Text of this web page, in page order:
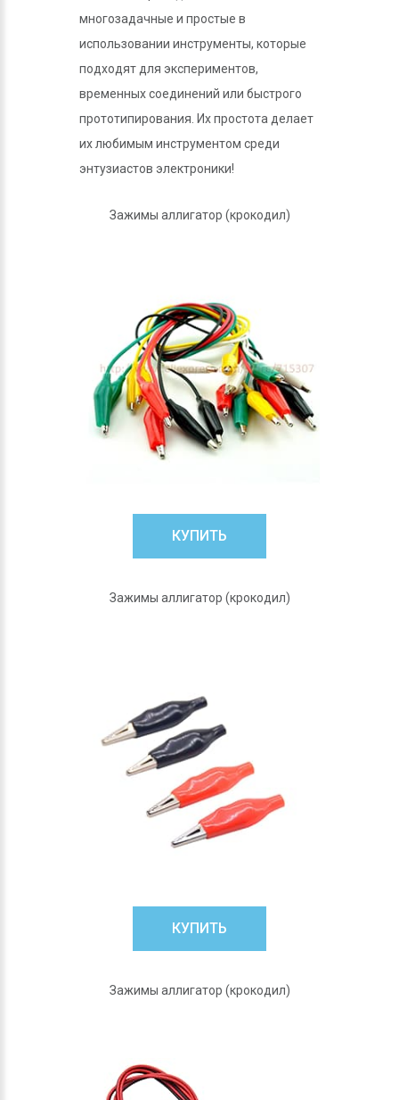
многозадачные и простые в
использовании инструменты, которые
подходят для экспериментов,
временных соединений или быстрого
прототипирования. Их простота делает
их любимым инструментом среди
энтузиастов электроники!
Зажимы аллигатор (крокодил)
КУПИТЬ
Зажимы аллигатор (крокодил)
КУПИТЬ
Зажимы аллигатор (крокодил)